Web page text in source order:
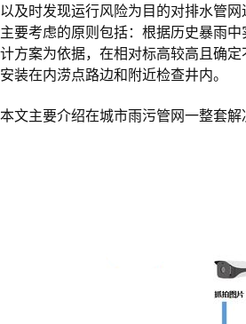
以及时发现运行风险为目的对排水管
主要考虑的原则包括：根据历史暴雨
计方案为依据，在相对标高较高且确
安装在内涝点路边和附近检查井内。
本文主要介绍在城市雨污管网一整套解